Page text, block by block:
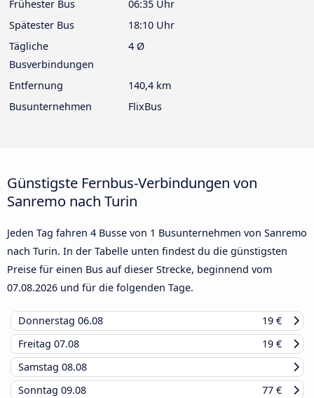
Frühester Bus
06:35 Uhr
Spätester Bus
18:10 Uhr
Tägliche
Busverbindungen
4 Ø
Entfernung
140,4 km
Busunternehmen
FlixBus
Günstigste Fernbus-Verbindungen von
Sanremo nach Turin
Jeden Tag fahren 4 Busse von 1 Busunternehmen von Sanremo
nach Turin. In der Tabelle unten findest du die günstigsten
Preise für einen Bus auf dieser Strecke, beginnend vom
07.08.2026 und für die folgenden Tage.
Donnerstag 06.08
19 €
Freitag 07.08
19 €
Samstag 08.08
Sonntag 09.08
77 €